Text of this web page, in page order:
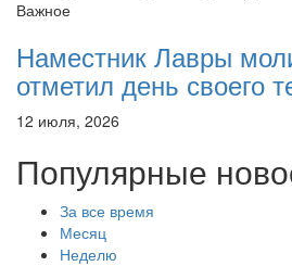
Важное
Наместник Лавры
отметил день своего
12 июля, 2026
Популярные
За все время
Месяц
Неделю